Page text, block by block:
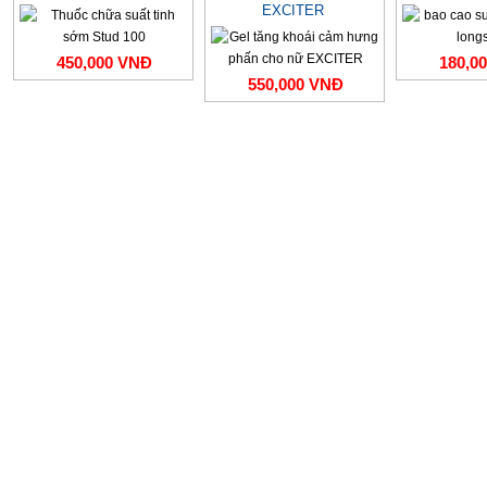
450,000 VNĐ
EXCITER
550,000 VNĐ